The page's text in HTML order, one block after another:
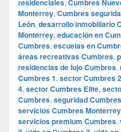
residenciales Cumbres
Monterrey, Cumbres
León, desarrollo inmobiliario
Monterrey, educación en
Cumbres, escuelas en
áreas recreativas Cumbres,
residencias de lujo Cumbres,
Cumbres 1, sector Cumbres 2
4, sector Cumbres Elite,
Cumbres, seguridad
servicios Cumbres Monterrey
servicios premium Cumbres,